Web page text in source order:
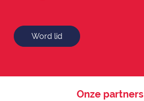
Word lid
Onze partners